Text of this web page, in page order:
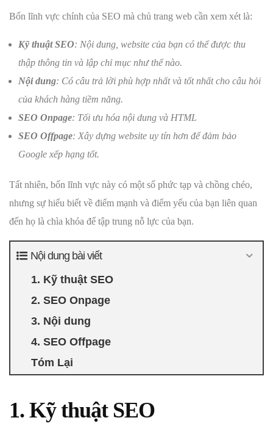
Bốn lĩnh vực chính của SEO mà chủ trang web cần xem xét là:
Kỹ thuật SEO: Nội dung, website của bạn có thể được thu
thập thông tin và lập chỉ mục như thế nào.
Nội dung: Có câu trả lời phù hợp nhất và tốt nhất cho câu hỏi
của khách hàng tiềm năng.
SEO Onpage: Tối ưu hóa nội dung và HTML
SEO Offpage: Xây dựng website uy tín hơn để đảm bảo
Google xếp hạng tốt.
Tất nhiên, bốn lĩnh vực này có một số phức tạp và chồng chéo,
nhưng sự hiểu biết về điểm mạnh và điểm yếu của bạn liên quan
đến họ là chìa khóa để tập trung nỗ lực của bạn.
Nội dung bài viết
1. Kỹ thuật SEO
2. SEO Onpage
3. Nội dung
4. SEO Offpage
Tóm Lại
1. Kỹ thuật SEO